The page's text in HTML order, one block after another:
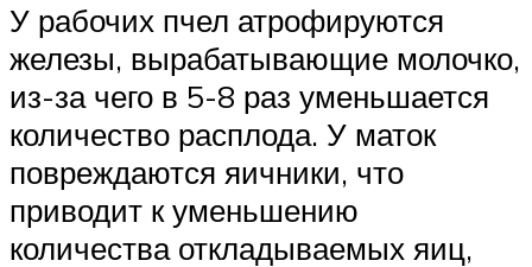
У рабочих пчел атрофируются
железы, вырабатывающие молочко,
из-за чего в 5-8 раз уменьшается
количество расплода. У маток
повреждаются яичники, что
приводит к уменьшению
количества откладываемых яиц,